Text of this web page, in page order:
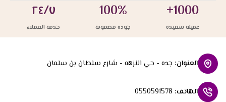
1000+
عميلة سعيدة
100%
جودة مضمونة
٢٤/٧
خدمة العملاء
العنوان: جده - حي النزهه - شارع سلطان بن سلمان
الهاتف:
0550591578